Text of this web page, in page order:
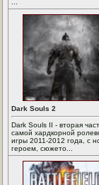
Dark Souls 2
Dark Souls II - вторая
самой хардкорной
игры 2011-2012 года, с
героем, сюжето...